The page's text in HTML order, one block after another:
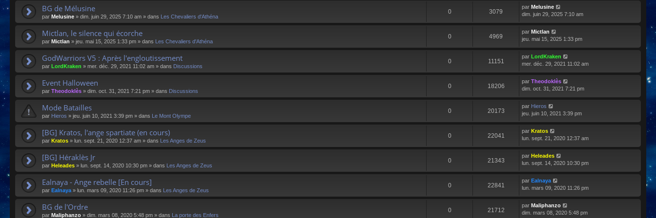
BG de Mélusine
par Melusine » dim. juin 29, 2025 7:10 am » dans Les Chevaliers d'Athéna
0 3079
par Melusine
dim. juin 29, 2025 7:10 am
Mictlan, le silence qui écorche
par Mictlan » jeu. mai 15, 2025 1:33 pm » dans Les Chevaliers d'Athéna
0 4969
par Mictlan
jeu. mai 15, 2025 1:33 pm
GodWarriors V5 : Après l'engloutissement
par LordKraken » mer. déc. 29, 2021 11:02 am » dans Discussions
0 11151
par LordKraken
mer. déc. 29, 2021 11:02 am
Event Halloween
par Theodoklès » dim. oct. 31, 2021 7:21 pm » dans Discussions
0 18206
par Theodoklès
dim. oct. 31, 2021 7:21 pm
Mode Batailles
par Hieros » jeu. juin 10, 2021 3:39 pm » dans Le Mont Olympe
0 20173
par Hieros
jeu. juin 10, 2021 3:39 pm
[BG] Kratos, l'ange spartiate (en cours)
par Kratos » lun. sept. 21, 2020 12:37 am » dans Les Anges de Zeus
0 22041
par Kratos
lun. sept. 21, 2020 12:37 am
[BG] Héraklès Jr
par Heleades » lun. sept. 14, 2020 10:30 pm » dans Les Anges de Zeus
0 21343
par Heleades
lun. sept. 14, 2020 10:30 pm
Ealnaya - Ange rebelle [En cours]
par Ealnaya» lun. mars 09, 2020 11:26 pm » dans Les Anges de Zeus
0 22841
par Ealnaya
lun. mars 09, 2020 11:26 pm
BG de l'Ordre
par Maliphanzo » dim. mars 08, 2020 5:48 pm » dans La porte des Enfers
0 21712
par Maliphanzo
dim. mars 08, 2020 5:48 pm